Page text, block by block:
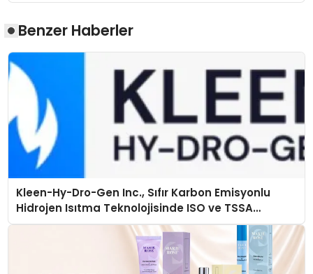
Benzer Haberler
Kleen-Hy-Dro-Gen Inc., Sıfır Karbon Emisyonlu
Hidrojen Isıtma Teknolojisinde ISO ve TSSA
Düzenleyici Onaylarını Aldı